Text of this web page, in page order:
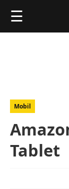
☰
Mobil
Tablet